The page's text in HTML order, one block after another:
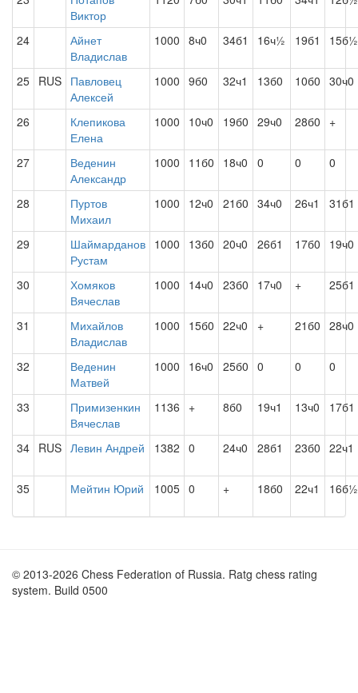
Виктор
24
Айнет
Владислав
1000 8ч0 34б1 16ч½ 19б1 15б½
25 RUS Павловец
Алексей
1000 9б0 32ч1 13б0 10б0 30ч0
26
Клепикова
Елена
1000 10ч0 19б0 29ч0 28б0 +
27
Веденин
Александр
1000 11б0 18ч0 0 0 0
28
Пуртов
Михаил
1000 12ч0 21б0 34ч0 26ч1 31б1
29
Шаймарданов
Рустам
1000 13б0 20ч0 26б1 17б0 19ч0
30
Хомяков
Вячеслав
1000 14ч0 23б0 17ч0 + 25б1
31
Михайлов
Владислав
1000 15б0 22ч0 + 21б0 28ч0
32
Веденин
Матвей
1000 16ч0 25б0 0 0 0
33
Примизенкин
Вячеслав
1136 + 8б0 19ч1 13ч0 17б1
34 RUS Левин Андрей 1382 0 24ч0 28б1 23б0 22ч1
35 Мейтин Юрий 1005 0 + 18б0 22ч1 16б½
© 2013-2026 Chess Federation of Russia. Ratg chess rating
system. Build 0500